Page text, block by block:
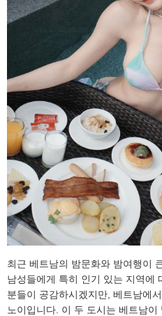
최근 베트남의 밤문화와 밤여행이
남성들에게 특히 인기 있는 지역에
분들이 공감하시겠지만, 베트남에
노이입니다. 이 두 도시는 베트남